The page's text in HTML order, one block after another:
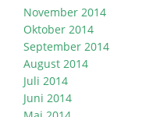
November 2014
Oktober 2014
September 2014
August 2014
Juli 2014
Juni 2014